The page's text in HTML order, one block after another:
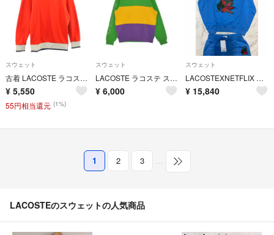
スウェット
古着 LACOSTE ラコステ 長袖 トレーナー XS レッド メンズ
¥ 5,550
55円相当還元 (1%)
スウェット
LACOSTE ラコステ スウェット L 緑 【古着】【中古】【送料無料】
¥ 6,000
スウェット
LACOSTEXNETFLIX ストレンジャー・シングス コラボスウェット 新品
¥ 15,840
1 2 3 …
LACOSTEのスウェットの人気商品